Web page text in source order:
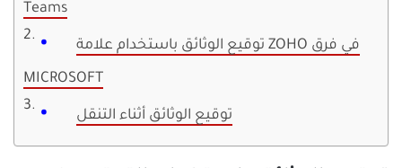
Teams
توقيع الوثائق باستخدام علامة ZOHO في فرق
MICROSOFT
توقيع الوثائق أثناء التنقل